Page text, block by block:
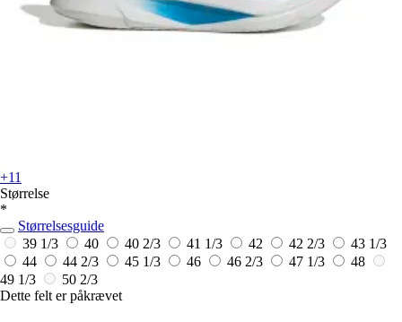
+11
Størrelse
*
Størrelsesguide
39 1/3
40 40 2/3 41 1/3 42 42 2/3
43 1/3
44
44 2/3 45 1/3 46 46 2/3 47 1/3
48
49 1/3
50 2/3
Dette felt er påkrævet